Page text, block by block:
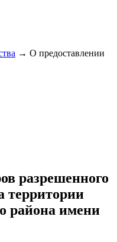
→ О предоставлении
разрешенного
территории
района имени